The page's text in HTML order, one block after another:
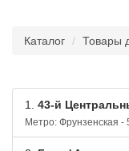
Каталог Товары
1. 43-й
Метро: Фрунзенская -